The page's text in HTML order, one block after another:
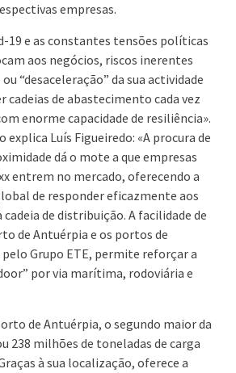
empresas.
19 e as constantes tensões políticas
aos negócios, riscos inerentes
“desaceleração” da sua actividade
cadeias de abastecimento cada vez
enorme capacidade de resiliência».
explica Luís Figueiredo: «A procura de
dá o mote a que empresas
entrem no mercado, oferecendo a
de responder eficazmente aos
de distribuição. A facilidade de
de Antuérpia e os portos de
Grupo ETE, permite reforçar a
por via marítima, rodoviária e
de Antuérpia, o segundo maior da
238 milhões de toneladas de carga
à sua localização, oferece a